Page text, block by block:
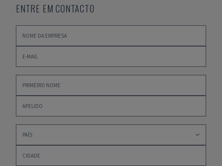
ENTRE EM CONTACTO